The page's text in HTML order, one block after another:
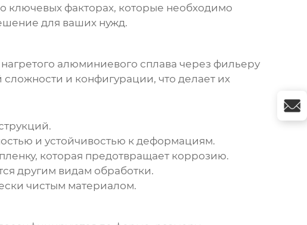
ключевых факторах, которые необходимо
для ваших нужд.
алюминиевого сплава через фильеру
и конфигурации, что делает их
и устойчивостью к деформациям.
которая предотвращает коррозию.
другим видам обработки.
чистым материалом.